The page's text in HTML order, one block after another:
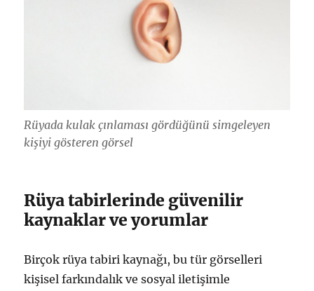
Rüyada kulak çınlaması gördüğünü simgeleyen
kişiyi gösteren görsel
Rüya tabirlerinde güvenilir
kaynaklar ve yorumlar
Birçok rüya tabiri kaynağı, bu tür görselleri
kişisel farkındalık ve sosyal iletişimle